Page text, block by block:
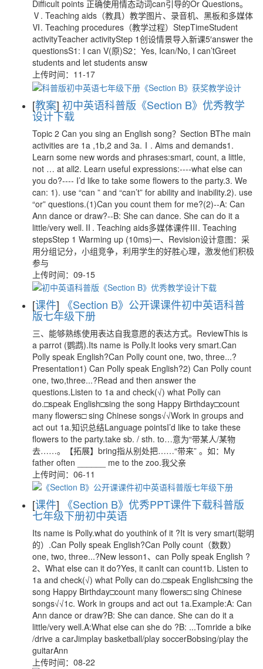
Difficult points 正确使用情态动词can引导的Or Questions。
Ⅴ. Teaching aids（教具）教学图片、录音机、黑板和多媒体
Ⅵ. Teaching procedures（教学过程）StepTimeStudent
activityTeacher activityStep 1创设情景导入新课5′answer the
questionsS1: I can V(原)S2：Yes, Ican/No, I can’tGreet
students and let students answ
上传时间：11-17
[教案] 初中英语科普版《Section B》优秀教学
设计下载
Topic 2 Can you sing an English song？Section BThe main
activities are 1a ,1b,2 and 3a.Ⅰ. Aims and demands1.
Learn some new words and phrases:smart, count, a little,
not … at all2. Learn useful expressions:----what else can
you do?---- I’d like to take some flowers to the party.3. We
can: 1). use “can ” and “can’t” for ability and inability.2). use
“or” questions.(1)Can you count them for me?(2)--A: Can
Ann dance or draw?--B: She can dance. She can do it a
little/very well.Ⅱ. Teaching aids多媒体课件Ⅲ. Teaching
stepsStep 1 Warming up (10ms)一、Revision设计意图：采
用分组记分，小组竞争，利用学生的好胜心理，激发他们积极
参与
上传时间：09-15
[课件] 《Section B》公开课课件初中英语科普
版七年级下册
三、能够熟练使用表达自我意愿的表达方式。ReviewThis is
a parrot (鹦鹉).Its name is Polly.It looks very smart.Can
Polly speak English?Can Polly count one, two, three...?
Presentation1) Can Polly speak English?2) Can Polly count
one, two,three...?Read and then answer the
questions.Listen to 1a and check(√) what Polly can
do.□speak English□sing the song Happy Birthday□count
many flowers□ sing Chinese songs√√Work in groups and
act out 1a.知识总结Language pointsI’d like to take these
flowers to the party.take sb. / sth. to…意为“带某人/某物
去……。【拓展】bring指从别处把……“带来” 。如：My
father often ______ me to the zoo.我父亲
上传时间：06-11
[课件] 《Section B》优秀PPT课件下载科普版
七年级下册初中英语
Its name is Polly.what do youthink of it ?It is very smart(聪明
的）.Can Polly speak English?Can Polly count（数数）
one, two, three...?New lesson1、can Polly speak English ?
2、What else can it do?Yes, it canIt can count1b. Listen to
1a and check(√) what Polly can do.□speak English□sing the
song Happy Birthday□count many flowers□ sing Chinese
songs√√1c. Work in groups and act out 1a.Example:A: Can
Ann dance or draw?B: She can dance. She can do it a
little/very well.A:What else can she do ?B: ...Tomride a bike
/drive a carJimplay basketball/play soccerBobsing/play the
guitarAnn
上传时间：08-22